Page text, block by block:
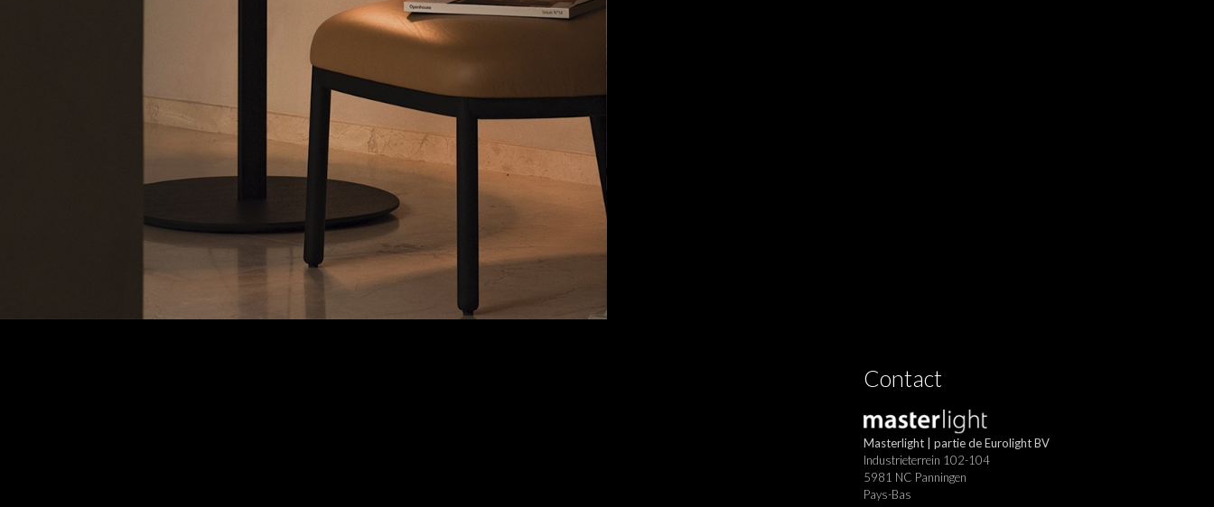
Contact
Masterlight | partie de Eurolight BV
Industrieterrein 102-104
5981 NC Panningen
Pays-Bas